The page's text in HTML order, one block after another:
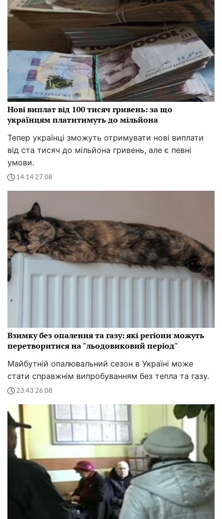
Нові виплат від 100 тисяч гривень: за що
українцям платитимуть до мільйона
Тепер українці зможуть отримувати нові виплати
від ста тисяч до мільйона гривень, але є певні
умови.
14:14 27.08
Взимку без опалення та газу: які регіони можуть
перетворитися на "льодовиковий період"
Майбутній опалювальний сезон в Україні може
стати справжнім випробуванням без тепла та газу.
23:43 26.08